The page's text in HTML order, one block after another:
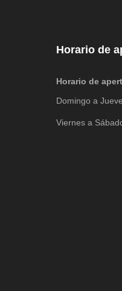
Horario de
Horario de
Domingo a
Viernes a